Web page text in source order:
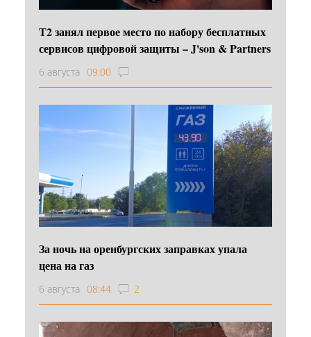
Т2 занял первое место по набору бесплатных
сервисов цифровой защиты – J'son & Partners
6 августа 09:00
За ночь на оренбургских заправках упала
цена на газ
6 августа 08:44 2